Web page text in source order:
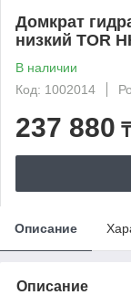
Домкрат
низкий TOR
В наличии
Код: 1002014
237 880 ₸
Описание
Описание